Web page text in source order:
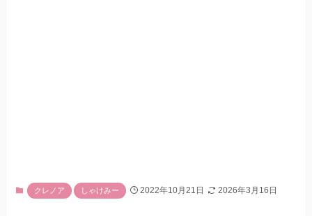
クレノア しゃけみー 2022年10月21日 2026年3月16日